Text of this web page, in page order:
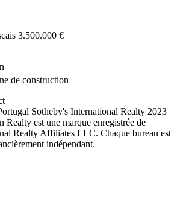
3.500.000 €
de construction
2023
Realty est une marque enregistrée de
Realty Affiliates LLC. Chaque bureau est
indépendant.